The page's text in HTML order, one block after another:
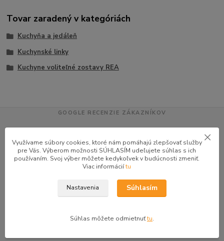
Tovar zaradený v kategóriách
Kuchyňa a jedáleň
Kuchynské linky
Kuchyne voliteľné zostavy REA
GOOGLE RECENZIE ZÁKAZNÍKOV
4.947 recenzií · Google
taktiež veľmi ochotný ďakujem
Využívame súbory cookies, ktoré nám pomáhajú zlepšovať služby
pre Vás. Výberom možnosti SÚHLASÍM udeľujete súhlas s ich
používaním. Svoj výber môžete kedykoľvek v budúcnosti zmeniť.
Viac informáciítu
Nastavenia Súhlasím
Súhlas môžete odmietnuťtu.